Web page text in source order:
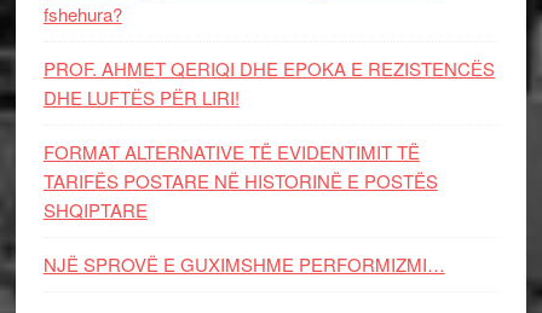
fshehura?
PROF. AHMET QERIQI DHE EPOKA E REZISTENCЁS
DHE LUFTЁS PЁR LIRI!
FORMAT ALTERNATIVE TË EVIDENTIMIT TË
TARIFËS POSTARE NË HISTORINË E POSTËS
SHQIPTARE
NJË SPROVË E GUXIMSHME PERFORMIZMI…